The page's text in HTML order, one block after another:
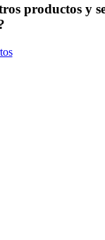
productos y